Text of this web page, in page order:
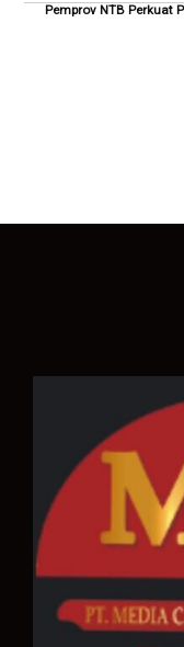
Pemprov NTB Perkuat